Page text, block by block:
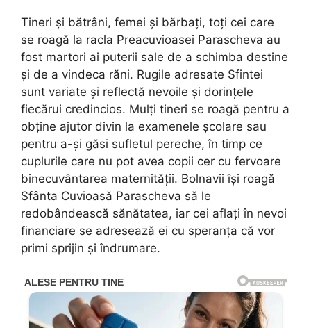
Tineri și bătrâni, femei și bărbați, toți cei care
se roagă la racla Preacuvioasei Parascheva au
fost martori ai puterii sale de a schimba destine
și de a vindeca răni. Rugile adresate Sfintei
sunt variate și reflectă nevoile și dorințele
fiecărui credincios. Mulți tineri se roagă pentru a
obține ajutor divin la examenele școlare sau
pentru a-și găsi sufletul pereche, în timp ce
cuplurile care nu pot avea copii cer cu fervoare
binecuvântarea maternității. Bolnavii își roagă
Sfânta Cuvioasă Parascheva să le
redobândească sănătatea, iar cei aflați în nevoi
financiare se adresează ei cu speranța că vor
primi sprijin și îndrumare.